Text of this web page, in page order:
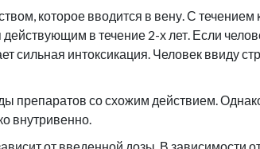
которое вводится в вену. С течением
действующим в течение 2-х лет. Если
сильная интоксикация. Человек ввиду
препаратов со схожим действием.
внутривенно.